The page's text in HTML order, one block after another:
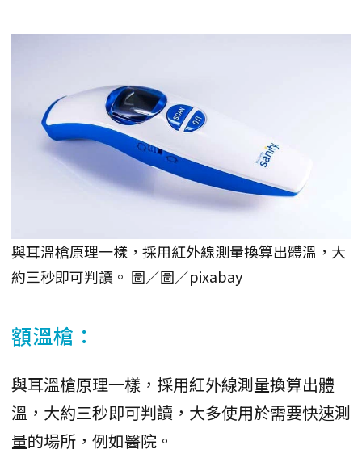
與耳溫槍原理一樣，採用紅外線測量換算出體溫，大
約三秒即可判讀。 圖／圖／pixabay
額溫槍：
與耳溫槍原理一樣，採用紅外線測量換算出體
溫，大約三秒即可判讀，大多使用於需要快速測
量的場所，例如醫院。